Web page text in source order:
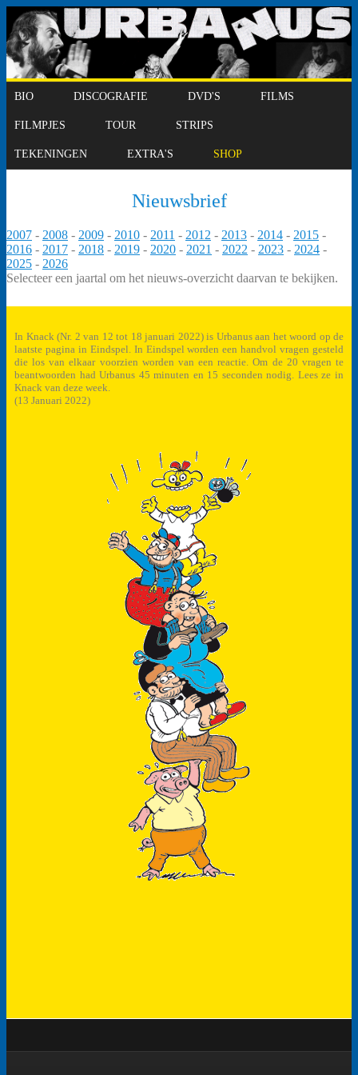
BIO DISCOGRAFIE DVD'S FILMS
FILMPJES TOUR STRIPS
TEKENINGEN EXTRA'S SHOP
Nieuwsbrief
2007 - 2008 - 2009 - 2010 - 2011 - 2012 - 2013 - 2014 - 2015 -
2016 - 2017 - 2018 - 2019 - 2020 - 2021 - 2022 - 2023 - 2024 -
2025 - 2026
Selecteer een jaartal om het nieuws-overzicht daarvan te bekijken.
In Knack (Nr. 2 van 12 tot 18 januari 2022) is Urbanus aan het woord op de
laatste pagina in Eindspel. In Eindspel worden een handvol vragen gesteld
die los van elkaar voorzien worden van een reactie. Om de 20 vragen te
beantwoorden had Urbanus 45 minuten en 15 seconden nodig. Lees ze in
Knack van deze week.
(13 Januari 2022)